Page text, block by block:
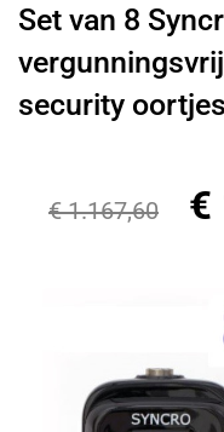
Set van 8
security
€1.167,60
€
€